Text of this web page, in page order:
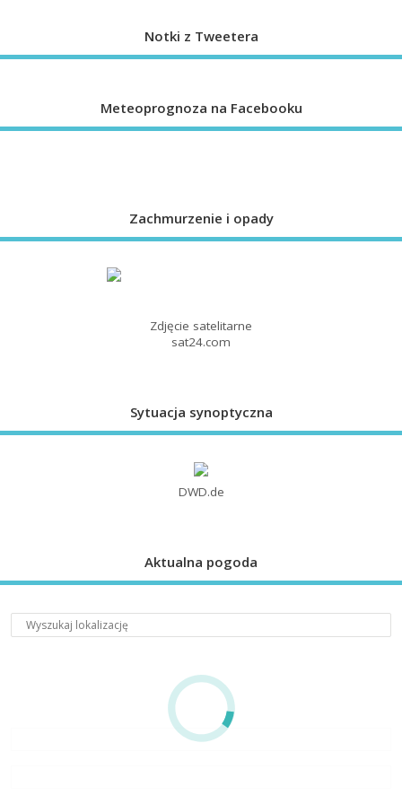
Notki z Tweetera
Meteoprognoza na Facebooku
Zachmurzenie i opady
Zdjęcie satelitarne
sat24.com
Sytuacja synoptyczna
DWD.de
Aktualna pogoda